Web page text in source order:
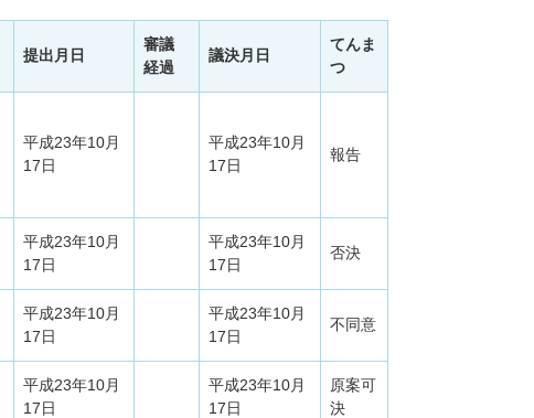
提出月日
審議
経過
議決月日
てんま
つ
平成23年10月
17日
平成23年10月
17日
報告
平成23年10月
17日
平成23年10月
17日
否決
平成23年10月
17日
平成23年10月
17日
不同意
平成23年10月
17日
平成23年10月
17日
原案可
決